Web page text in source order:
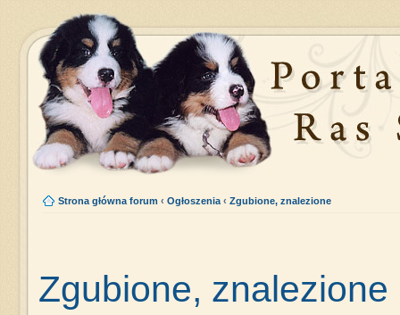
Strona główna forum ‹ Ogłoszenia ‹ Zgubione, znalezione
Zgubione, znalezione